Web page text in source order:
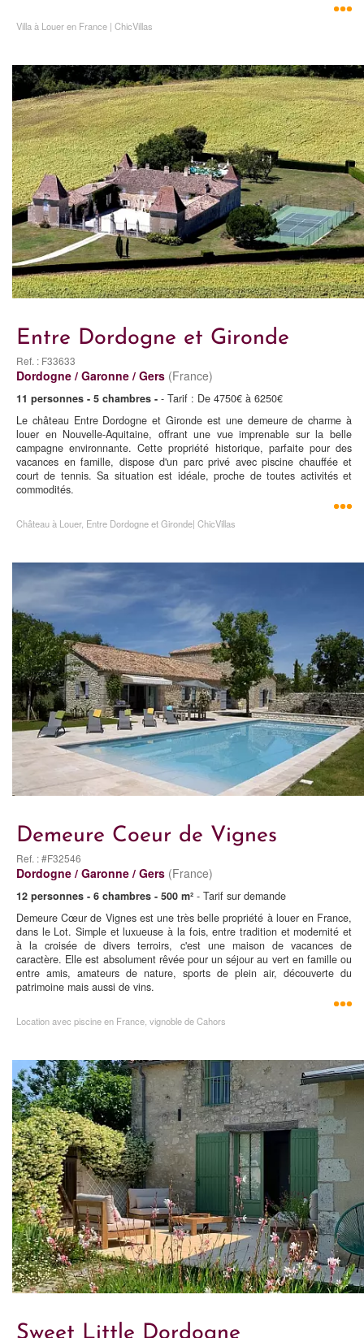
Villa à Louer en France | ChicVillas
Entre Dordogne et Gironde
Ref. : F33633
Dordogne / Garonne / Gers (France)
11 personnes - 5 chambres - - Tarif : De 4750€ à 6250€
Le château Entre Dordogne et Gironde est une demeure de charme à
louer en Nouvelle-Aquitaine, offrant une vue imprenable sur la belle
campagne environnante. Cette propriété historique, parfaite pour des
vacances en famille, dispose d'un parc privé avec piscine chauffée et
court de tennis. Sa situation est idéale, proche de toutes activités et
commodités.
Château à Louer, Entre Dordogne et Gironde| ChicVillas
Demeure Coeur de Vignes
Ref. : #F32546
Dordogne / Garonne / Gers (France)
12 personnes - 6 chambres - 500 m² - Tarif sur demande
Demeure Cœur de Vignes est une très belle propriété à louer en France,
dans le Lot. Simple et luxueuse à la fois, entre tradition et modernité et
à la croisée de divers terroirs, c'est une maison de vacances de
caractère. Elle est absolument rêvée pour un séjour au vert en famille ou
entre amis, amateurs de nature, sports de plein air, découverte du
patrimoine mais aussi de vins.
Location avec piscine en France, vignoble de Cahors
Sweet Little Dordogne